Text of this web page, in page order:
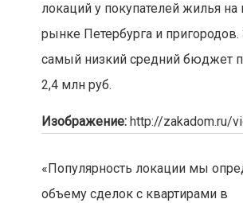
локаций у покупателей жилья
рынке Петербурга и
самый низкий средний бюджет
2,4 млн руб.
Изображение: http://zakadom.ru/
«Популярность локации мы
объему сделок с квартирами в